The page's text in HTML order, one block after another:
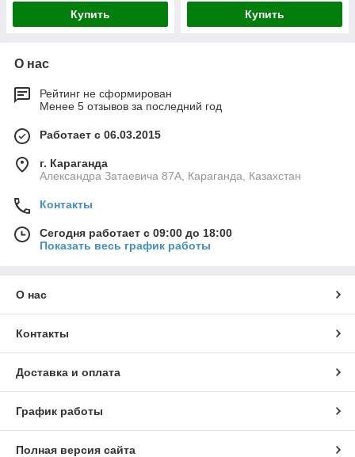
Купить Купить
О нас
Рейтинг не сформирован
Менее 5 отзывов за последний год
Работает с 06.03.2015
г. Караганда
Александра Затаевича 87А, Караганда, Казахстан
Контакты
Сегодня работает с 09:00 до 18:00
Показать весь график работы
О нас
Контакты
Доставка и оплата
График работы
Полная версия сайта